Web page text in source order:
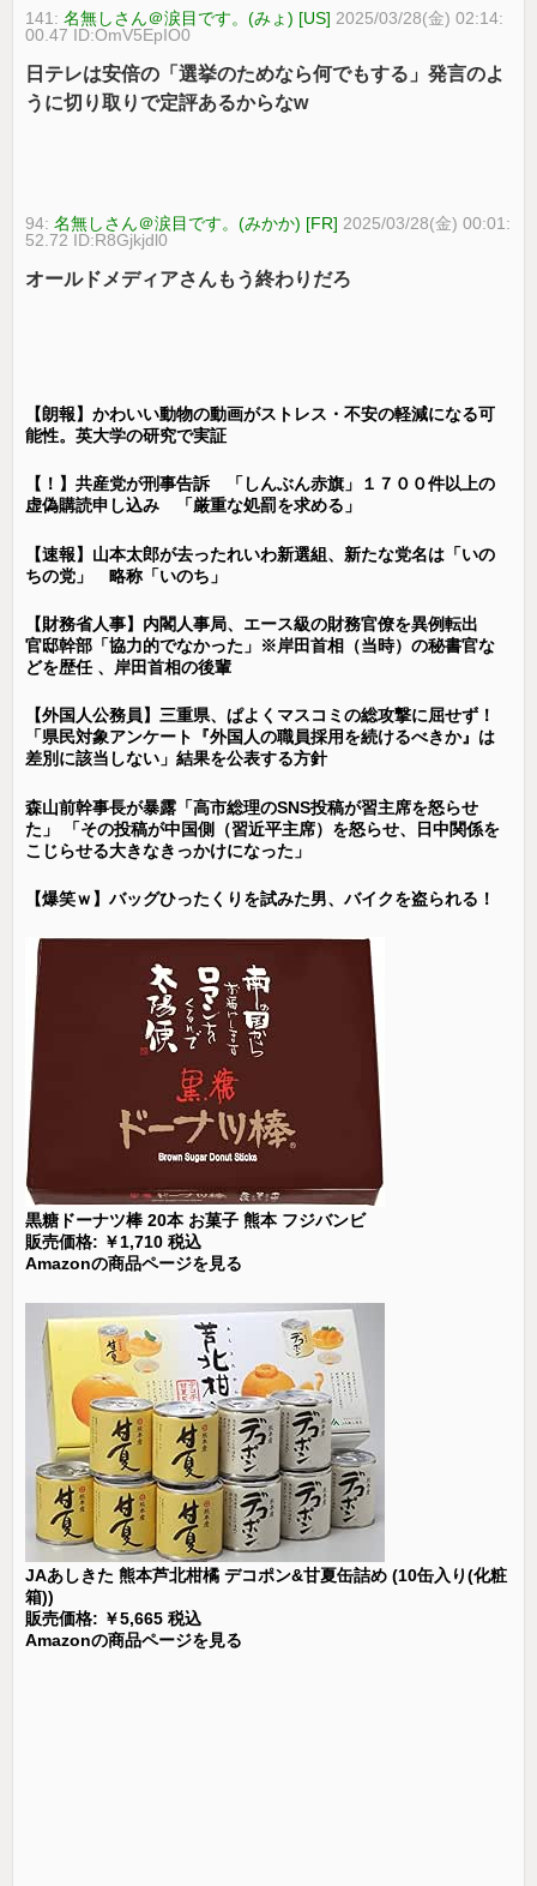
141:名無しさん＠涙目です。(みょ) [US] 2025/03/28(金) 02:14:
00.47 ID:OmV5EpIO0
日テレは安倍の「選挙のためなら何でもする」発言のよ
うに切り取りで定評あるからなw
94:名無しさん＠涙目です。(みかか) [FR] 2025/03/28(金) 00:01:
52.72 ID:R8Gjkjdl0
オールドメディアさんもう終わりだろ
【朗報】かわいい動物の動画がストレス・不安の軽減になる可
能性。英大学の研究で実証
【！】共産党が刑事告訴 「しんぶん赤旗」１７００件以上の
虚偽購読申し込み 「厳重な処罰を求める」
【速報】山本太郎が去ったれいわ新選組、新たな党名は「いの
ちの党」 略称「いのち」
【財務省人事】内閣人事局、エース級の財務官僚を異例転出
官邸幹部「協力的でなかった」※岸田首相（当時）の秘書官な
どを歴任 、岸田首相の後輩
【外国人公務員】三重県、ぱよくマスコミの総攻撃に屈せず！
「県民対象アンケート『外国人の職員採用を続けるべきか』は
差別に該当しない」結果を公表する方針
森山前幹事長が暴露「高市総理のSNS投稿が習主席を怒らせ
た」 「その投稿が中国側（習近平主席）を怒らせ、日中関係を
こじらせる大きなきっかけになった」
【爆笑ｗ】バッグひったくりを試みた男、バイクを盗られる！
黒糖ドーナツ棒 20本 お菓子 熊本 フジバンビ
販売価格: ￥1,710 税込
Amazonの商品ページを見る
JAあしきた 熊本芦北柑橘 デコポン&甘夏缶詰め (10缶入り(化粧
箱))
販売価格: ￥5,665 税込
Amazonの商品ページを見る